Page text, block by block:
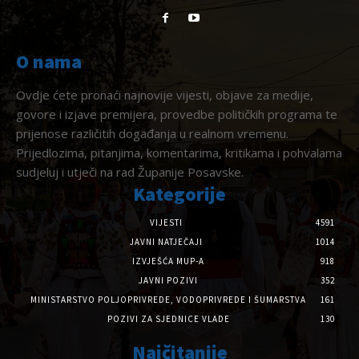
O nama
Ovdje ćete pronaći najnovije vijesti, objave za medije,
govore i izjave premijera, provedbe političkih programa te
prijenose različitih događanja u realnom vremenu.
Prijedlozima, pitanjima, komentarima, kritikama i pohvalama
sudjeluj i utječi na rad Županije Posavske.
Kategorije
VIJESTI
4591
JAVNI NATJEČAJI
1014
IZVJEŠĆA MUP-A
918
JAVNI POZIVI
352
MINISTARSTVO POLJOPRIVREDE, VODOPRIVREDE I ŠUMARSTVA
161
POZIVI ZA SJEDNICE VLADE
130
Najčitanije